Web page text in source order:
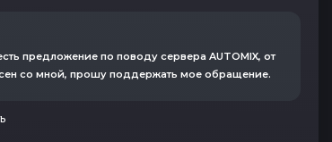
предложение по поводу сервера AUTOMIX, от
со мной, прошу поддержать мое обращение.